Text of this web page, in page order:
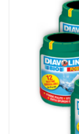
La risposta
fosse
di enzimi e
spurghi ed
avviare quelle
fermi da lungo
GEL TUBATURE
Un gel